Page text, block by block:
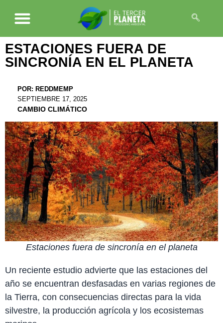
ESTACIONES FUERA DE
SINCRONÍA EN EL PLANETA
POR: REDDMEMP
SEPTIEMBRE 17, 2025
CAMBIO CLIMÁTICO
Estaciones fuera de sincronía en el planeta
Un reciente estudio advierte que las estaciones del
año se encuentran desfasadas en varias regiones de
la Tierra, con consecuencias directas para la vida
silvestre, la producción agrícola y los ecosistemas